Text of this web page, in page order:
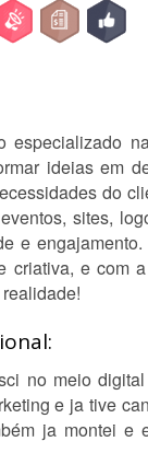
especializado
ideias em
do
sites,
e
criativa, e com
no meio
e ja tive
ja montei e